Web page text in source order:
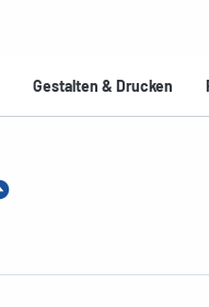
Gestalten & Drucken